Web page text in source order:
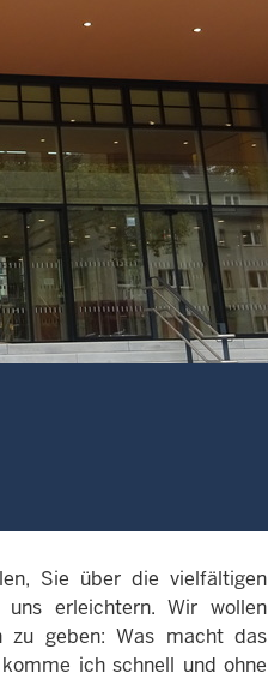
Sie über die vielfältigen
erleichtern. Wir wollen
zu geben: Was macht das
ich schnell und ohne